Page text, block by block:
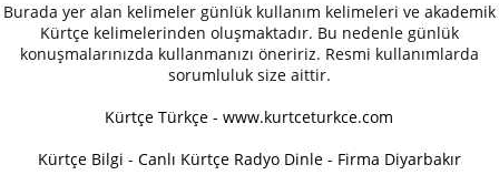
Burada yer alan kelimeler günlük kullanım kelimeleri ve akademik
Kürtçe kelimelerinden oluşmaktadır. Bu nedenle günlük
konuşmalarınızda kullanmanızı öneririz. Resmi kullanımlarda
sorumluluk size aittir.
Kürtçe Türkçe - www.kurtceturkce.com
Kürtçe Bilgi - Canlı Kürtçe Radyo Dinle - Firma Diyarbakır